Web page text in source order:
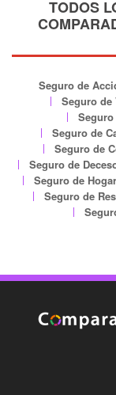
TODOS
Seguro de
Seguro de
Seguro de
Seguro de
Seguro de
Seguro de Hogar
Seguro de